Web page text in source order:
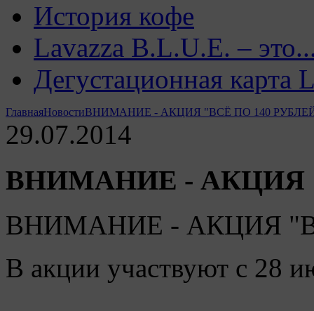
История кофе
Lavazza B.L.U.E. –
Дегустационная
ГлавнаяНовостиВНИМАНИЕ - АКЦИЯ "ВСЁ ПО 140
29.07.2014
ВНИМАНИЕ - АКЦИЯ
ВНИМАНИЕ - АКЦИЯ
В акции участвуют с 28